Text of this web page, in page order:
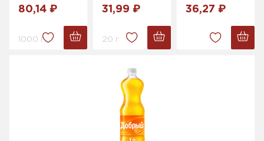
80,14 ₽
1000 г.
31,99 ₽
20 г.
36,27 ₽